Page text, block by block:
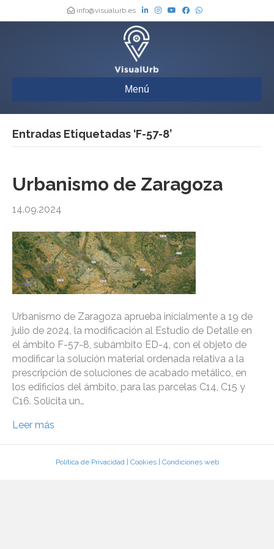
info@visualurb.es
Menú
Entradas Etiquetadas ‘F-57-8’
Urbanismo de Zaragoza
14.09.2024
Urbanismo de Zaragoza aprueba inicialmente a 19 de
julio de 2024, la modificación al Estudio de Detalle en
el ámbito F-57-8, subámbito ED-4, con el objeto de
modificar la solución material ordenada relativa a la
prescripción de soluciones de acabado metálico, en
los edificios del ámbito, para las parcelas C14, C15 y
C16. Solicita un…
Leer más
Política de Privacidad| Cookies| Condiciones web